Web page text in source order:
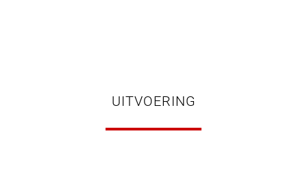
UITVOERING